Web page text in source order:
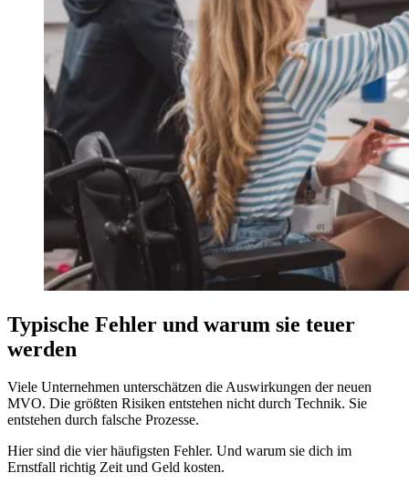
Typische Fehler und warum sie teuer
werden
Viele Unternehmen unterschätzen die Auswirkungen der neuen
MVO. Die größten Risiken entstehen nicht durch Technik. Sie
entstehen durch falsche Prozesse.
Hier sind die vier häufigsten Fehler. Und warum sie dich im
Ernstfall richtig Zeit und Geld kosten.